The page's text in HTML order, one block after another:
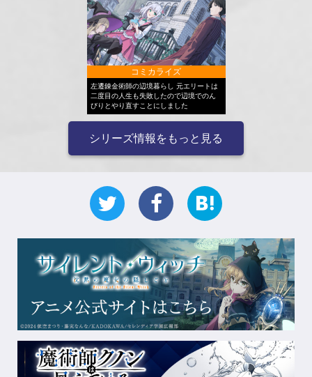
コミカライズ
左遷錬金術師の辺境暮らし 元エリートは
二度目の人生も失敗したので辺境でのん
びりとやり直すことにしました
シリーズ情報をもっと見る